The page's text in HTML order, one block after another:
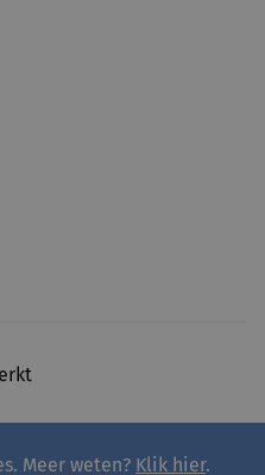
Meer weten? Klik hier.